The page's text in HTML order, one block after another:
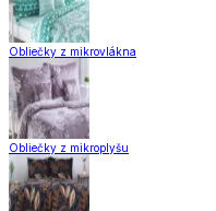
Obliečky z mikrovlákna
Obliečky z mikroplyšu